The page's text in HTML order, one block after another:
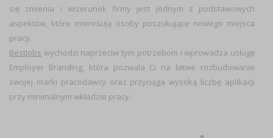
się zmienia i wizerunek firmy jest jednym z podstawowych
aspektów, które interesują osoby poszukujące nowego miejsca
pracy.
BestJobs wychodzi naprzeciw tym potrzebom i wprowadza usługę
Employer Branding, która pozwala Ci na łatwe rozbudowanie
swojej marki pracodawcy oraz przyciąga wysoką liczbę aplikacji
przy minimalnym wkładzie pracy.